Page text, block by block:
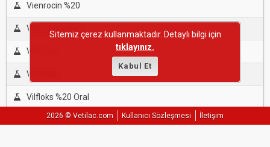
Vienrocin %20
Vienrocin %80
Vil-Floks
Vil-Floks
Vilfloks %20 Oral
2026 © Vetilac.com Kullanıcı Sözleşmesi İletişim
Sitemiz çerez kullanmaktadır. Detaylı bilgi için
tıklayınız.
Kabul Et